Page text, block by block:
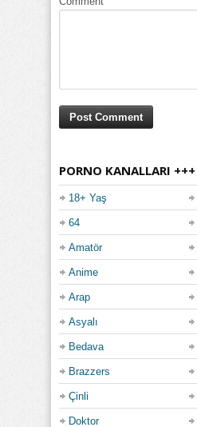
PORNO KANALLARI +++
18+ Yaş
64
Amatör
Anime
Arap
Asyalı
Bedava
Brazzers
Çinli
Doktor